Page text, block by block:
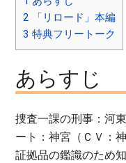
2 「リロード」本編
3 特典フリートーク
あらすじ
捜査一課の刑事：河
ート：神宮（ＣＶ：神
証拠品の鑑識のため